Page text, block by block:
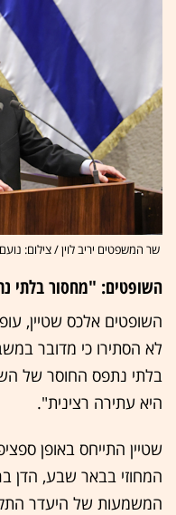
שר המשפטים יריב לוין / צילום:
השופטים: "מחסור בלתי
השופטים אלכס שטיין,
לא הסתירו כי מדובר
בלתי נתפס החוסר של
היא עתירה רצינית".
שטיין התייחס באופן
המחוזי בבאר שבע, הדן
המשמעות של היעדר